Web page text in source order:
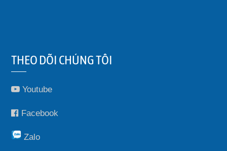
THEO DÕI CHÚNG TÔI
Youtube
Facebook
Zalo